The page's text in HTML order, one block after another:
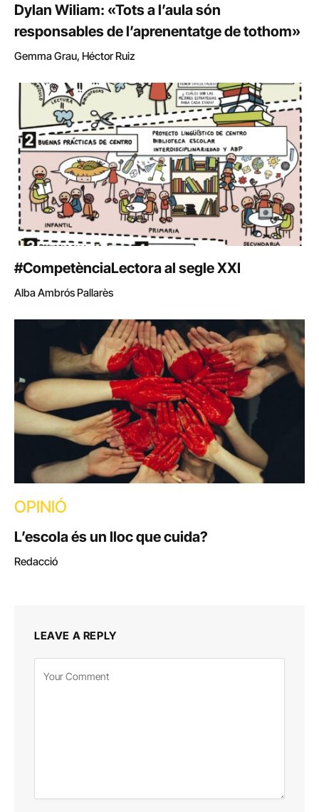
Dylan Wiliam: «Tots a l’aula són
responsables de l’aprenentatge de tothom»
Gemma Grau, Héctor Ruiz
#CompetènciaLectora al segle XXI
Alba Ambrós Pallarès
OPINIÓ
L’escola és un lloc que cuida?
Redacció
LEAVE A REPLY